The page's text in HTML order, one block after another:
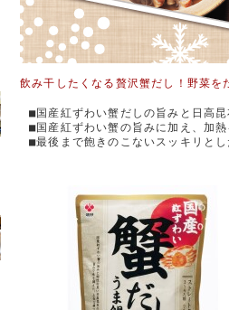
飲み干したくなる贅沢蟹だし！野菜を
■国産紅ずわい蟹だしの旨みと日高
■国産紅ずわい蟹の旨みに加え、加
■最後まで飽きのこないスッキリと